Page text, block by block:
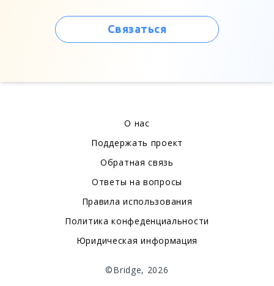
Связаться
О нас
Поддержать проект
Обратная связь
Ответы на вопросы
Правила использования
Политика конфеденциальности
Юридическая информация
©Bridge, 2026